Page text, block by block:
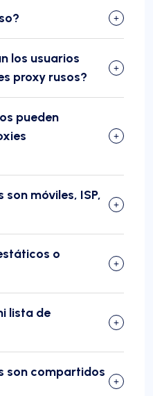
los usuarios
proxy rusos?
pueden
son móviles, ISP,
o
lista de
son compartidos